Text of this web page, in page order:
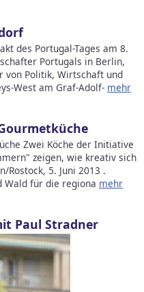
des Portugal-Tages am 8.
Portugals in Berlin,
von Politik, Wirtschaft und
West am Graf-Adolf- mehr
Zwei Köche der Initiative
zeigen, wie kreativ sich
Rostock, 5. Juni 2013 .
Wald für die regiona mehr
Paul Stradner